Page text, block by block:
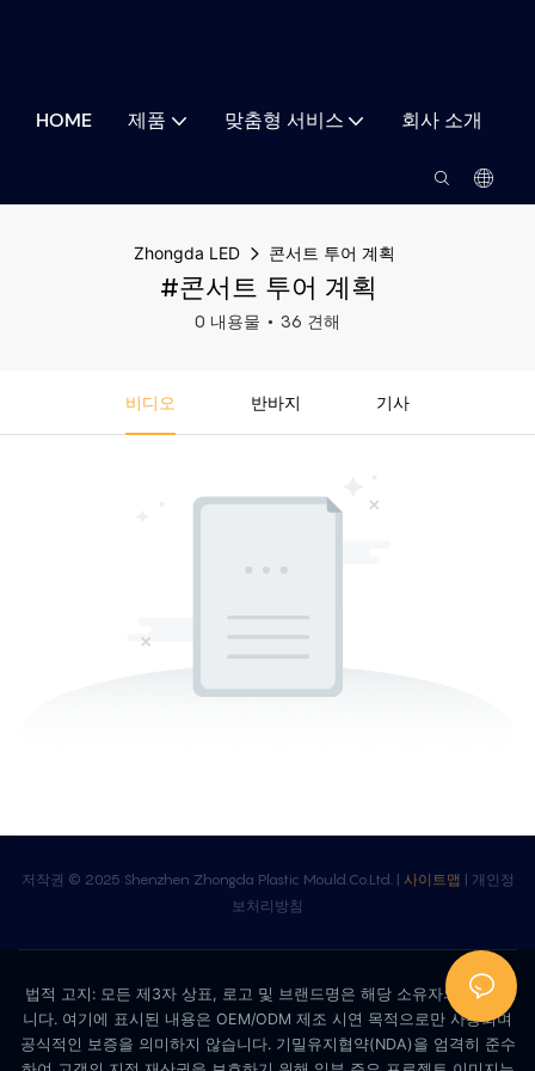
HOME 제품 맞춤형 서비스 회사 소개
Zhongda LED 콘서트 투어 계획
#콘서트 투어 계획
0 내용물 36 견해
비디오 반바지 기사
저작권 © 2025 Shenzhen Zhongda Plastic Mould.Co.Ltd. | 사이트맵 | 개인정
보처리방침
법적 고지: 모든 제3자 상표, 로고 및 브랜드명은 해당 소유자의 자산입
니다. 여기에 표시된 내용은 OEM/ODM 제조 시연 목적으로만 사용되며
공식적인 보증을 의미하지 않습니다. 기밀유지협약(NDA)을 엄격히 준수